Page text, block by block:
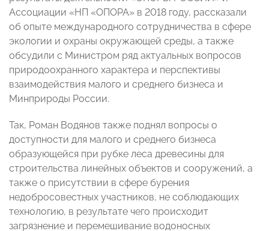
Ассоциации «НП «ОПОРА» в 2018 году, рассказали
об опыте международного сотрудничества в сфере
экологии и охраны окружающей среды, а также
обсудили с Министром ряд актуальных вопросов
природоохранного характера и перспективы
взаимодействия малого и среднего бизнеса и
Минприроды России.
Так, Роман Водянов также поднял вопросы о
доступности для малого и среднего бизнеса
образующейся при рубке леса древесины для
строительства линейных объектов и сооружений, а
также о присутствии в сфере бурения
недобросовестных участников, не соблюдающих
технологию, в результате чего происходит
загрязнение и перемешивание водоносных